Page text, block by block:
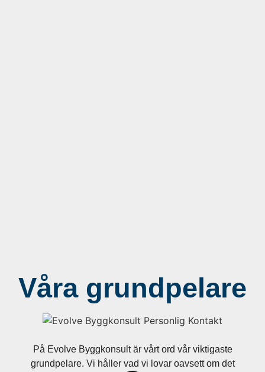
Våra grundpelare
På Evolve Byggkonsult är vårt ord vår viktigaste
grundpelare. Vi håller vad vi lovar oavsett om det